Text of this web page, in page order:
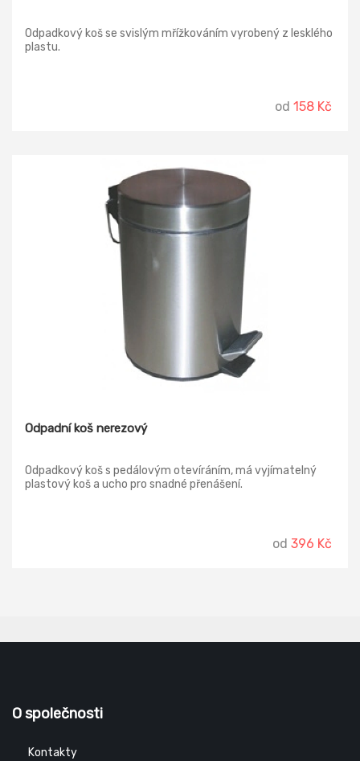
Odpadkový koš se svislým mřížkováním vyrobený z lesklého
plastu.
od 158 Kč
Odpadní koš nerezový
Odpadkový koš s pedálovým otevíráním, má vyjímatelný
plastový koš a ucho pro snadné přenášení.
od 396 Kč
O společnosti
Kontakty